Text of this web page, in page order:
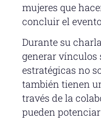
mujeres que
concluir el
Durante su
generar vínculos
estratégicas no
también tienen
través de la
pueden